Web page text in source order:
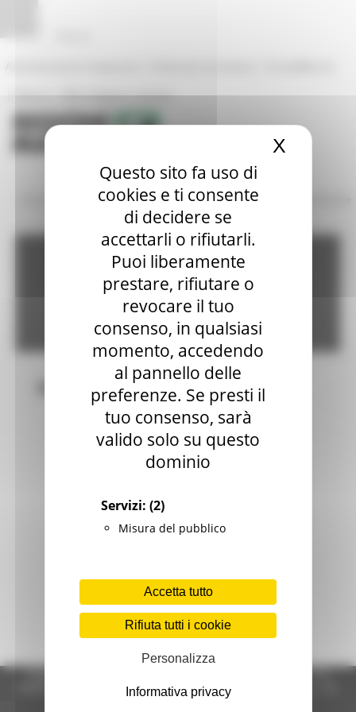
Questo sito fa uso di
cookies e ti consente
di decidere se
accettarli o rifiutarli.
Puoi liberamente
prestare, rifiutare o
revocare il tuo
consenso, in qualsiasi
momento, accedendo
al pannello delle
preferenze. Se presti il
tuo consenso, sarà
valido solo su questo
dominio
Servizi: (2)
Misura del pubblico
Accetta tutto
Rifiuta tutti i cookie
Personalizza
Informativa privacy
X
Rubrica|URP: la Regione risponde
Amministrazione Trasparente/ Bandi di gara e contratti
Amministrazione
trasparente
Regione Marche Giunta Regionale (CF 80008630420 P.IVA
00481070423) via Gentile da Fabriano, 9 - 60125 Ancona - tel.
071.8061